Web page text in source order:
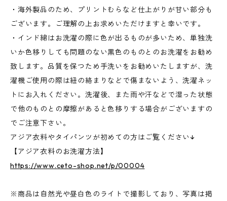
・海外製品のため、プリントむらなど仕上がりが甘い部分も
ございます。ご理解の上お求めいただけますと幸いです。
・インド綿はお洗濯の際に色が出るものが多いため、単独洗
いか色移りしても問題のない黒色のものとのお洗濯をお勧め
致します。品質を保つため手洗いをお勧めいたしますが、洗
濯機ご使用の際は紐の絡まりなどで傷まないよう、洗濯ネッ
トにお入れください。洗濯後、また雨や汗などで湿った状態
で他のものとの摩擦があると色移りする場合がございますの
でご注意下さい。
アジア衣料やタイパンツが初めての方はご覧ください↓
【アジア衣料のお洗濯方法】
https://www.ceto-shop.net/p/00004
※商品は自然光や昼白色のライトで撮影しており、写真は掲